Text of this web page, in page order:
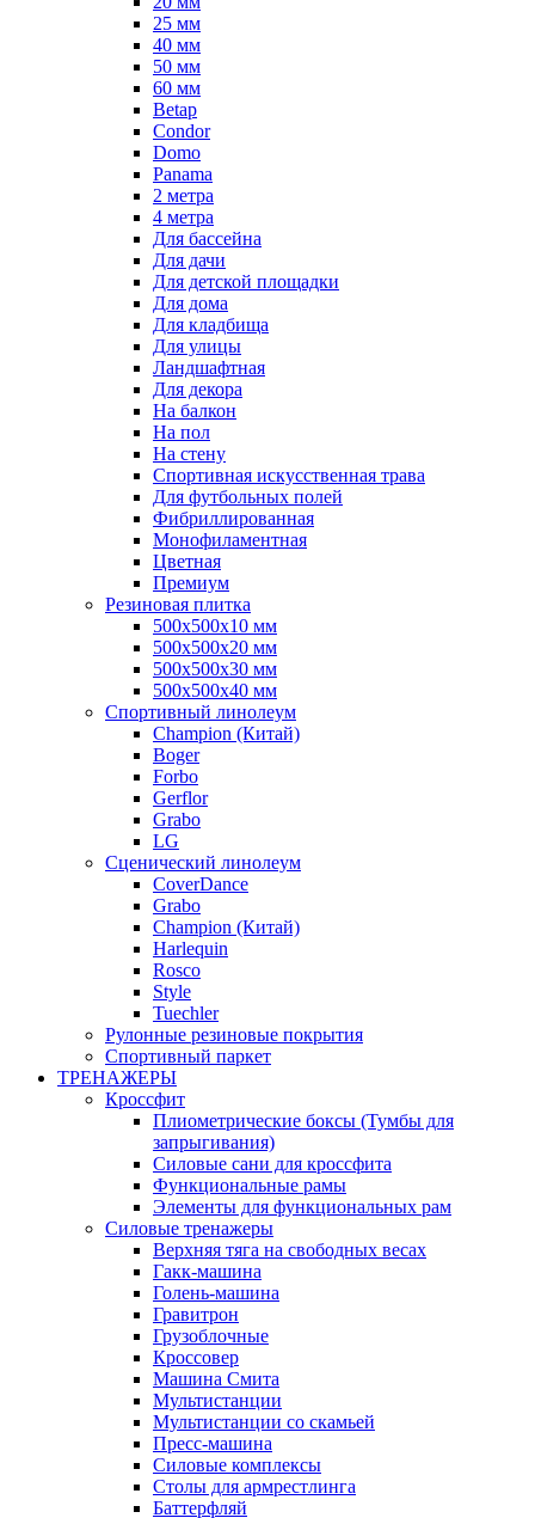
25 мм
40 мм
50 мм
60 мм
Betap
Condor
Domo
Panama
2 метра
4 метра
Для бассейна
Для дачи
Для детской площадки
Для дома
Для кладбища
Для улицы
Ландшафтная
Для декора
На балкон
На пол
На стену
Спортивная искусственная трава
Для футбольных полей
Фибриллированная
Монофиламентная
Цветная
Премиум
Резиновая плитка
500х500х10 мм
500х500х20 мм
500х500х30 мм
500х500х40 мм
Спортивный линолеум
Champion (Китай)
Boger
Forbo
Gerflor
Grabo
LG
Сценический линолеум
CoverDance
Grabo
Champion (Китай)
Harlequin
Rosco
Style
Tuechler
Рулонные резиновые покрытия
Спортивный паркет
ТРЕНАЖЕРЫ
Кроссфит
Плиометрические боксы (Тумбы для
запрыгивания)
Силовые сани для кроссфита
Функциональные рамы
Элементы для функциональных рам
Силовые тренажеры
Верхняя тяга на свободных весах
Гакк-машина
Голень-машина
Гравитрон
Грузоблочные
Кроссовер
Машина Смита
Мультистанции
Мультистанции со скамьей
Пресс-машина
Силовые комплексы
Столы для армрестлинга
Баттерфляй